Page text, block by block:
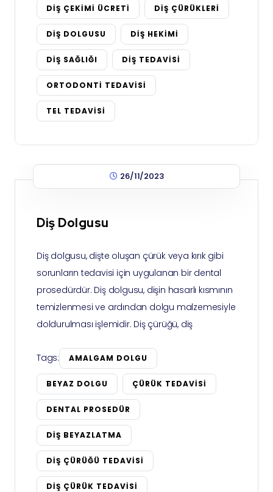
DIŞ ÇEKIMI ÜCRETI DIŞ ÇÜRÜKLERI
DIŞ DOLGUSU DIŞ HEKIMI
DIŞ SAĞLIĞI DIŞ TEDAVISI
ORTODONTI TEDAVISI
TEL TEDAVISI
26/11/2023
Diş Dolgusu
Diş dolgusu, dişte oluşan çürük veya kırık gibi
sorunların tedavisi için uygulanan bir dental
prosedürdür. Diş dolgusu, dişin hasarlı kısmının
temizlenmesi ve ardından dolgu malzemesiyle
doldurulması işlemidir. Diş çürüğü, diş
Tags: AMALGAM DOLGU
BEYAZ DOLGU ÇÜRÜK TEDAVISI
DENTAL PROSEDÜR
DIŞ BEYAZLATMA
DIŞ ÇÜRÜĞÜ TEDAVISI
DIŞ ÇÜRÜK TEDAVISI